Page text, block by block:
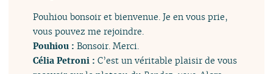
Pouhiou bonsoir et bienvenue. Je en vous prie,
vous pouvez me rejoindre.
Pouhiou :Bonsoir. Merci.
Célia Petroni :C’est un véritable plaisir de vous